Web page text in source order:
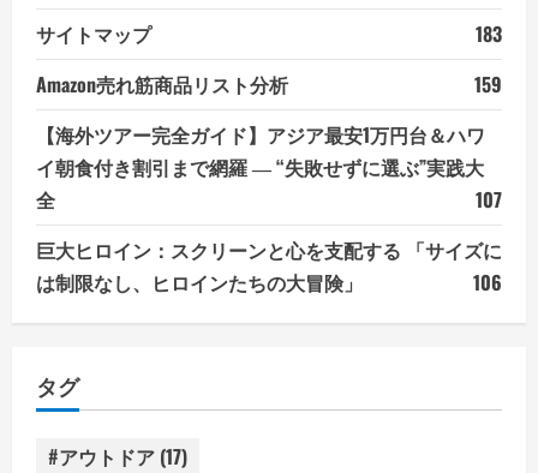
サイトマップ
183
Amazon売れ筋商品リスト分析
159
【海外ツアー完全ガイド】アジア最安1万円台＆ハワ
イ朝食付き割引まで網羅 ― “失敗せずに選ぶ”実践大
全
107
巨大ヒロイン：スクリーンと心を支配する 「サイズに
は制限なし、ヒロインたちの大冒険」
106
タグ
#アウトドア (17)